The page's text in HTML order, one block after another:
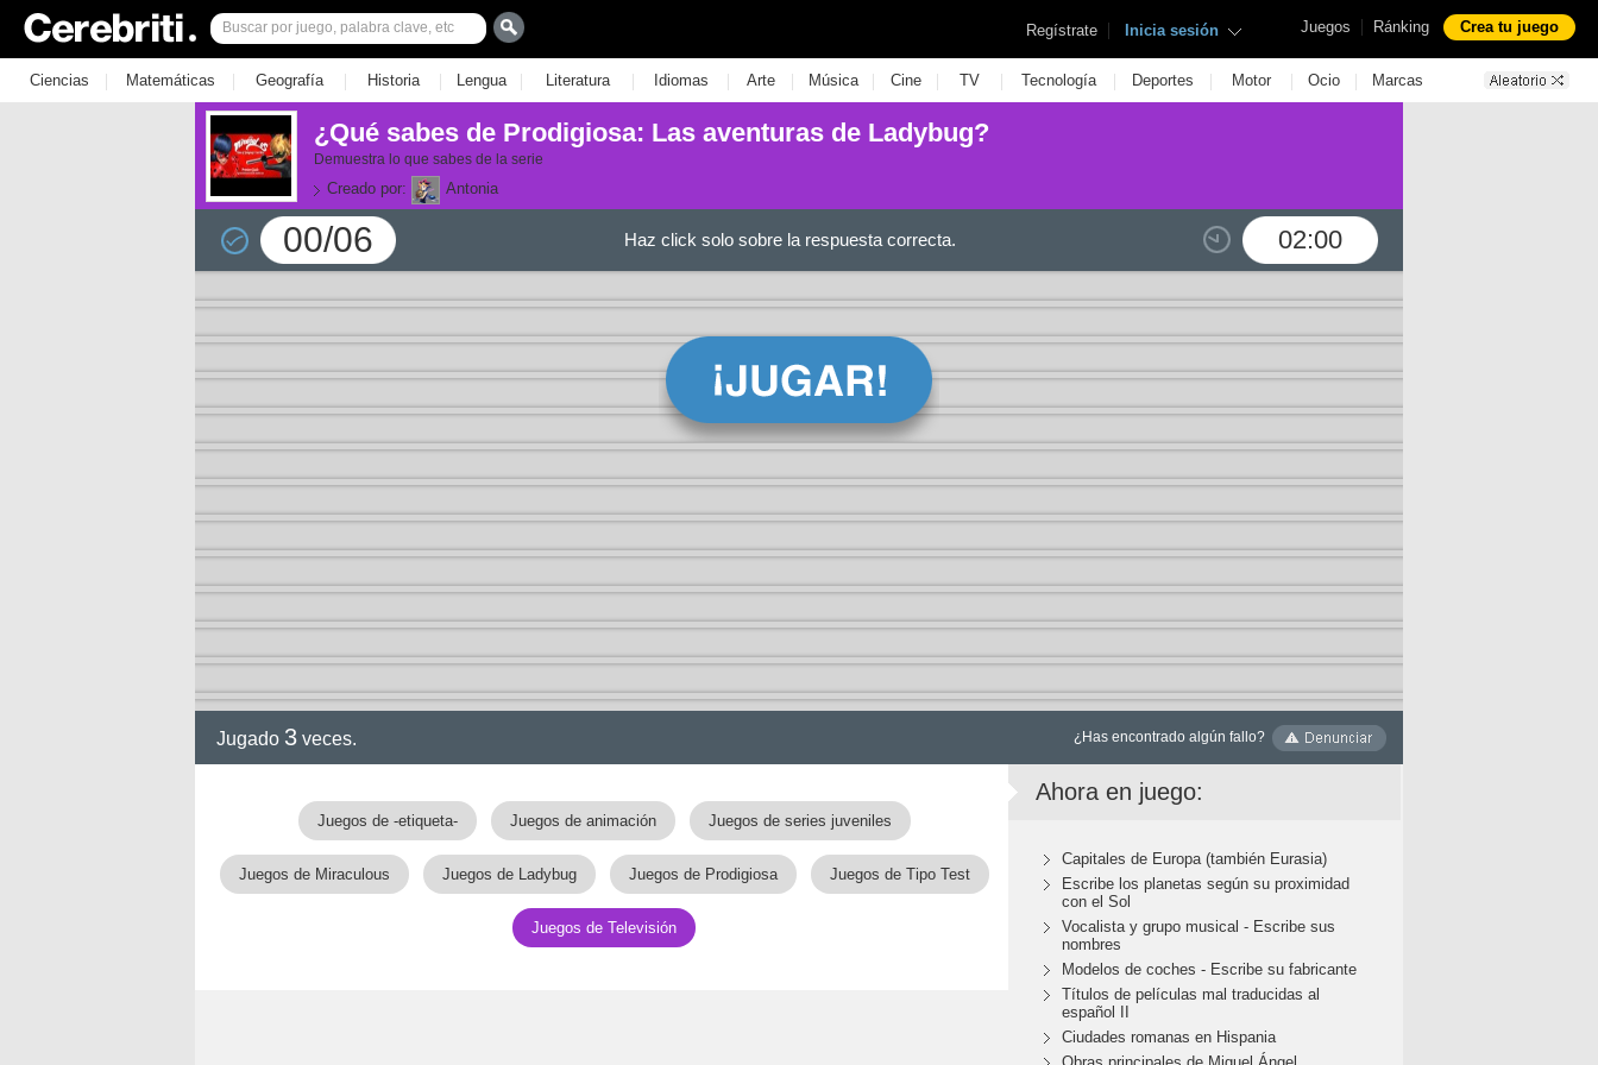
Juegos | Ránking Crea tu juego
Regístrate | Inicia sesión
Ciencias | Matemáticas | Geografía | Historia | Lengua | Literatura | Idiomas | Arte | Música | Cine | TV | Tecnología | Deportes | Motor | Ocio | Marcas
¿Qué sabes de Prodigiosa: Las aventuras de Ladybug?
Demuestra lo que sabes de la serie
Creado por: Antonia
00/06 02:00
Haz click solo sobre la respuesta correcta.
Jugado 3 veces. ¿Has encontrado algún fallo?
Juegos de -etiqueta- Juegos de animación Juegos de series juveniles
Juegos de Miraculous Juegos de Ladybug Juegos de Prodigiosa Juegos de Tipo Test
Juegos de Televisión
Ahora en juego:
Capitales de Europa (también Eurasia)
Escribe los planetas según su proximidad
con el Sol
Vocalista y grupo musical - Escribe sus
nombres
Modelos de coches - Escribe su fabricante
Títulos de películas mal traducidas al
español II
Ciudades romanas en Hispania